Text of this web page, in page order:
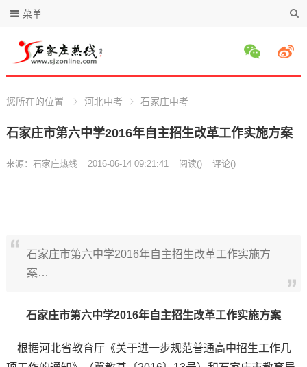
菜单
您所在的位置 河北中考 石家庄中考
石家庄市第六中学2016年自主招生改革工作实施方案
来源： 石家庄热线 2016-06-14 09:21:41 阅读() 评论()
石家庄市第六中学2016年自主招生改革工作实施方
案…
石家庄市第六中学2016年自主招生改革工作实施方案
根据河北省教育厅《关于进一步规范普通高中招生工作几